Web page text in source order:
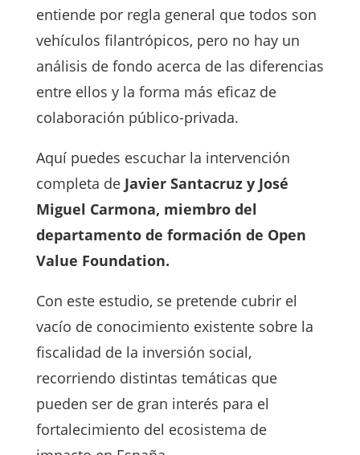
entiende por regla general que todos son
vehículos filantrópicos, pero no hay un
análisis de fondo acerca de las diferencias
entre ellos y la forma más eficaz de
colaboración público-privada.
Aquí puedes escuchar la intervención
completa de Javier Santacruz y José
Miguel Carmona, miembro del
departamento de formación de Open
Value Foundation.
Con este estudio, se pretende cubrir el
vacío de conocimiento existente sobre la
fiscalidad de la inversión social,
recorriendo distintas temáticas que
pueden ser de gran interés para el
fortalecimiento del ecosistema de